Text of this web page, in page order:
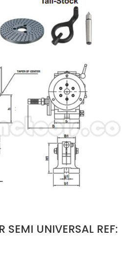
SEMI UNIVERSAL REF: